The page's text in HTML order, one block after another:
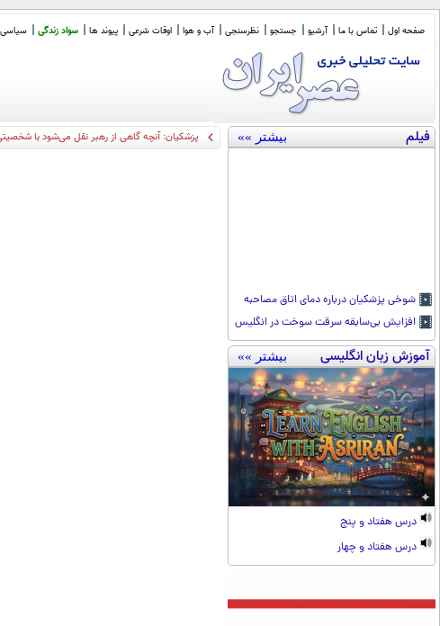
صفحه اول تماس با ما آرشیو جستجو نظرسنجی آب و هوا اوقات شرعی پیوند ها سواد زندگی سیاسی
فیلم بیشتر »»
شوخی پزشکیان درباره دمای اتاق مصاحبه
افزایش بی‌سابقه سرقت سوخت در انگلیس
آموزش زبان انگلیسی بیشتر »»
درس هفتاد و پنج
درس هفتاد و چهار